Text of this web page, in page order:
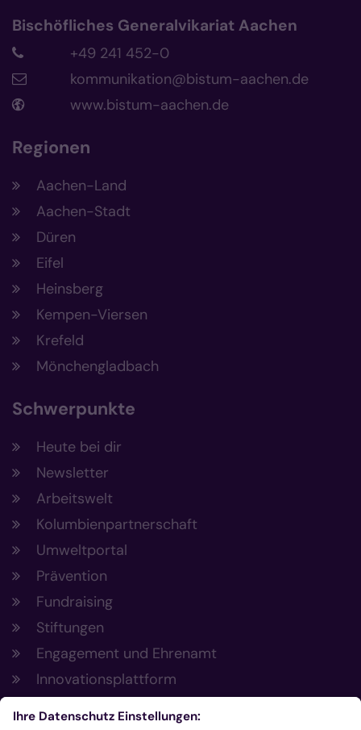
Bischöfliches Generalvikariat Aachen
+49 241 452-0
kommunikation@bistum-aachen.de
www.bistum-aachen.de
Regionen
Aachen-Land
Aachen-Stadt
Düren
Eifel
Heinsberg
Kempen-Viersen
Krefeld
Mönchengladbach
Schwerpunkte
Heute bei dir
Newsletter
Arbeitswelt
Kolumbienpartnerschaft
Umweltportal
Prävention
Fundraising
Stiftungen
Engagement und Ehrenamt
Innovationsplattform
Aus der Plattform